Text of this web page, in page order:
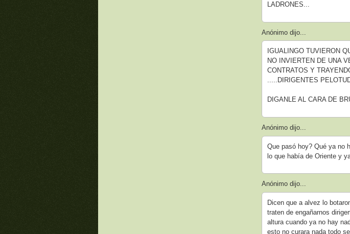
LADRONES...
Anónimo dijo...
IGUALINGO TUVIERON
NO INVIERTEN DE UNA
CONTRATOS Y
.....DIRIGENTES
DIGANLE AL CARA DE
Anónimo dijo...
Que pasó hoy? Qué ya no
lo que había de Oriente y
Anónimo dijo...
Dicen que a alvez lo
traten de engañarnos
altura cuando ya no hay
esto no curara nada todo